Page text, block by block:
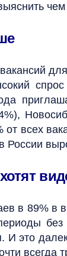
всех
России
в 89% в
И это
всегда